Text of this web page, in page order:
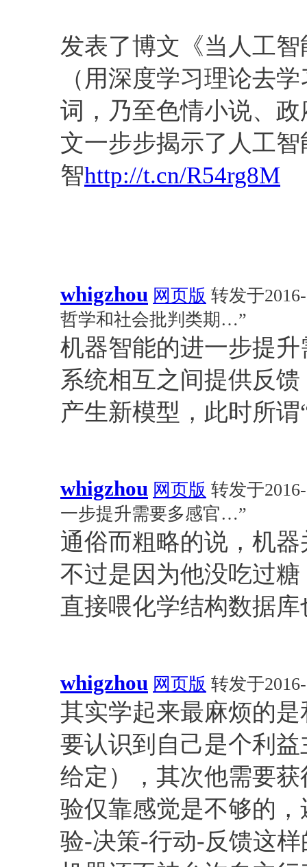
发表了博文《当人工
（用深度学习理论去
词，乃至色情小说、
文一步步揭示了人工
智http://t.cn/R54rg8M
whigzhou 网页版 转发于
哲学和社会批判类期…”
机器智能的进一步提
系统相互之间提供反
产生新模型，此时所
whigzhou 网页版 转发于
一步提升需要多感官…”
通俗而粗略的说，机
不过是因为他没吃过
直接喂化学结构数据库
whigzhou 网页版 转发于
其实学起来最麻烦的
要认识到自己是个利
给定），其次他需要
验仅靠感觉是不够的
验-决策-行动-反馈这